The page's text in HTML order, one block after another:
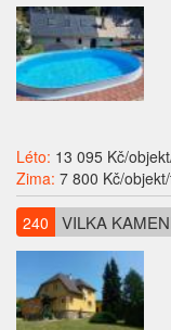
Léto: 13 095 Kč/
Zima: 7 800 Kč/
240 VILKA